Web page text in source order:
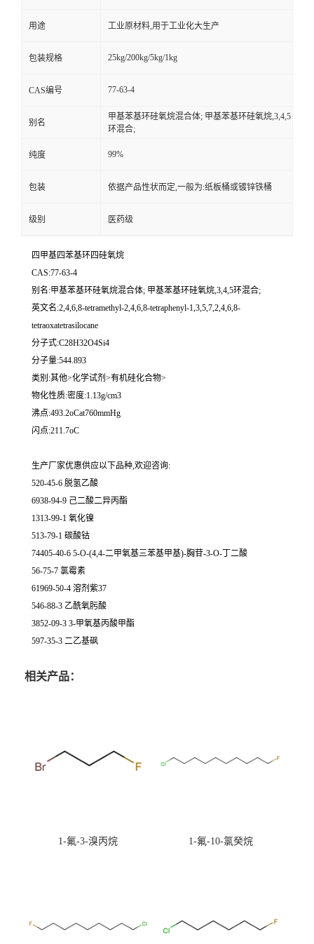
用途 工业原材料,用于工业化大生产
包装规格 25kg/200kg/5kg/1kg
CAS编号 77-63-4
别名
甲基苯基环硅氧烷混合体; 甲基苯基环硅氧烷,3,4,5
环混合;
纯度 99%
包装 依据产品性状而定,一般为:纸板桶或镀锌铁桶
级别 医药级
四甲基四苯基环四硅氧烷
CAS:77-63-4
别名:甲基苯基环硅氧烷混合体; 甲基苯基环硅氧烷,3,4,5环混合;
英文名:2,4,6,8-tetramethyl-2,4,6,8-tetraphenyl-1,3,5,7,2,4,6,8-
tetraoxatetrasilocane
分子式:C28H32O4Si4
分子量:544.893
类别:其他>化学试剂>有机硅化合物>
物化性质:密度:1.13g/cm3
沸点:493.2oCat760mmHg
闪点:211.7oC
生产厂家优惠供应以下品种,欢迎咨询:
520-45-6 脱氢乙酸
6938-94-9 己二酸二异丙酯
1313-99-1 氧化镍
513-79-1 碳酸钴
74405-40-6 5-O-(4,4-二甲氧基三苯基甲基)-胸苷-3-O-丁二酸
56-75-7 氯霉素
61969-50-4 溶剂紫37
546-88-3 乙酰氧肟酸
3852-09-3 3-甲氧基丙酸甲酯
597-35-3 二乙基砜
相关产品：
1-氟-3-溴丙烷 1-氟-10-氯癸烷